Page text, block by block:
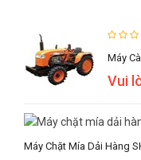
Máy
Vui
Máy Chặt Mía Dải Hàng